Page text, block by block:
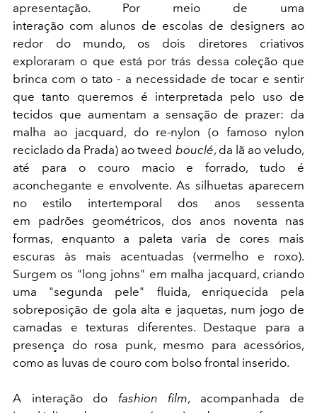
apresentação. Por meio de uma
interação com alunos de escolas de designers ao
redor do mundo, os dois diretores criativos
exploraram o que está por trás dessa coleção que
brinca com o tato - a necessidade de tocar e sentir
que tanto queremos é interpretada pelo uso de
tecidos que aumentam a sensação de prazer: da
malha ao jacquard, do re-nylon (o famoso nylon
reciclado da Prada) ao tweed bouclé, da lã ao veludo,
até para o couro macio e forrado, tudo é
aconchegante e envolvente. As silhuetas aparecem
no estilo intertemporal dos anos sessenta
em padrões geométricos, dos anos noventa nas
formas, enquanto a paleta varia de cores mais
escuras às mais acentuadas (vermelho e roxo).
Surgem os "long johns" em malha jacquard, criando
uma "segunda pele" fluida, enriquecida pela
sobreposição de gola alta e jaquetas, num jogo de
camadas e texturas diferentes. Destaque para a
presença do rosa punk, mesmo para acessórios,
como as luvas de couro com bolso frontal inserido.
A interação do fashion film, acompanhada de